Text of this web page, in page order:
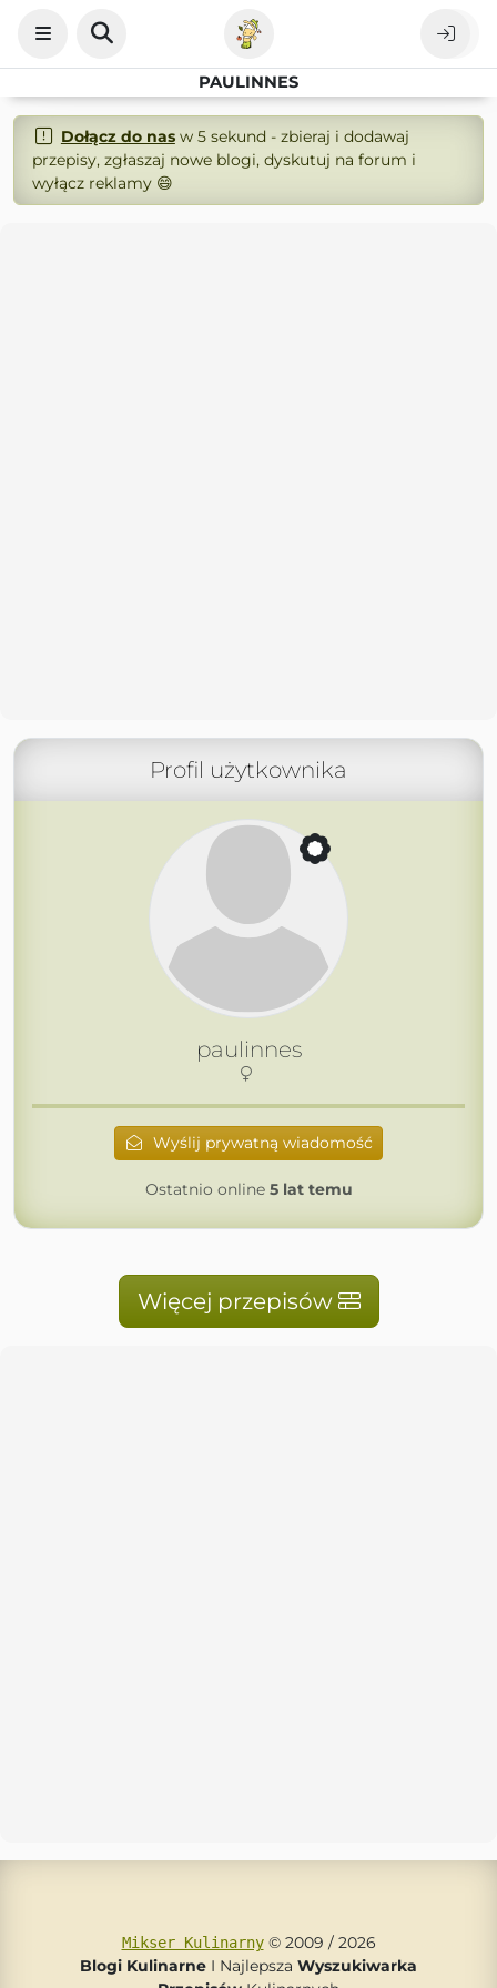
PAULINNES
Dołącz do nasw 5 sekund - zbieraj i dodawaj
przepisy, zgłaszaj nowe blogi, dyskutuj na forum i
wyłącz reklamy 😄
Profil użytkownika
paulinnes
Wyślij prywatną wiadomość
Ostatnio online 5 lat temu
Więcej przepisów
Mikser Kulinarny© 2009 / 2026
Blogi Kulinarne I Najlepsza Wyszukiwarka